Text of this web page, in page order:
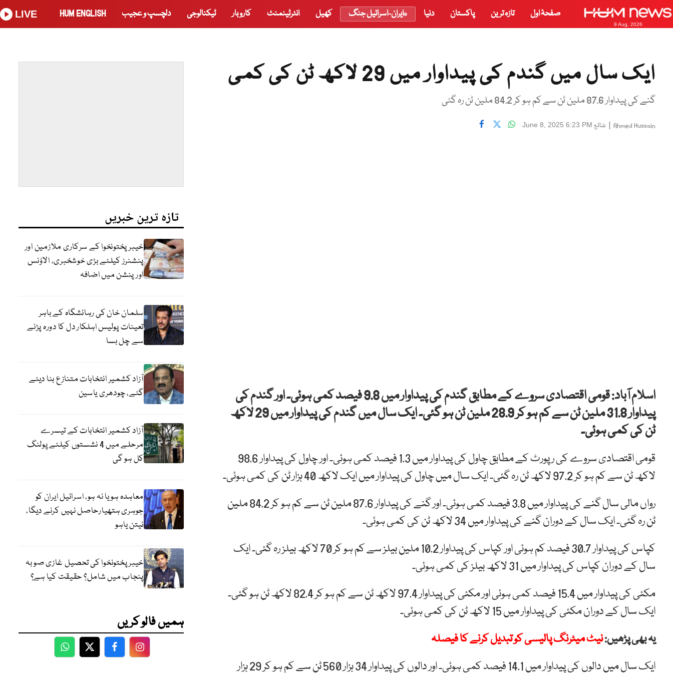
9 Aug, 2026
صفحۂ اول تازہ ترین پاکستان دنیا ایران-اسرائیل جنگ کھیل انٹرٹینمنٹ کاروبار ٹیکنالوجی دلچسپ و عجیب HUM ENGLISH
LIVE
ایک سال میں گندم کی پیداوار میں 29 لاکھ ٹن کی کمی
گنے کی پیداوار 87.6 ملین ٹن سے کم ہو کر 84.2 ملین ٹن رہ گئی
Ahmed Hussain
| شائع June 8, 2025 6:23 PM
اسلام آباد: قومی اقتصادی سروے کے مطابق گندم کی پیداوار میں 9.8 فیصد کمی ہوئی۔ اور گندم کی
پیداوار 31.8 ملین ٹن سے کم ہو کر 28.9 ملین ٹن ہو گئی۔ ایک سال میں گندم کی پیداوار میں 29 لاکھ
ٹن کی کمی ہوئی۔
قومی اقتصادی سروے کی رپورٹ کے مطابق چاول کی پیداوار میں 1.3 فیصد کمی ہوئی۔ اور چاول کی پیداوار 98.6
لاکھ ٹن سے کم ہو کر 97.2 لاکھ ٹن رہ گئی۔ ایک سال میں چاول کی پیداوار میں ایک لاکھ 40 ہزار ٹن کی کمی ہوئی۔
رواں مالی سال گنے کی پیداوار میں 3.8 فیصد کمی ہوئی۔ اور گنے کی پیداوار 87.6 ملین ٹن سے کم ہو کر 84.2 ملین
ٹن رہ گئی۔ ایک سال کے دوران گنے کی پیداوار میں 34 لاکھ ٹن کی کمی ہوئی۔
کپاس کی پیداوار 30.7 فیصد کم ہوئی اور کپاس کی پیداوار 10.2 ملین بیلز سے کم ہو کر 70 لاکھ بیلز رہ گئی۔ ایک
سال کے دوران کپاس کی پیداوار میں 31 لاکھ بیلز کی کمی ہوئی۔
مکئی کی پیداوار میں 15.4 فیصد کمی ہوئی اور مکئی کی پیداوار 97.4 لاکھ ٹن سے کم ہو کر 82.4 لاکھ ٹن ہو گئی۔
ایک سال کے دوران مکئی کی پیداوار میں 15 لاکھ ٹن کی کمی ہوئی۔
یہ بھی پڑھیں:نیٹ میٹرنگ پالیسی کو تبدیل کرنے کا فیصلہ
ایک سال میں دالوں کی پیداوار میں 14.1 فیصد کمی ہوئی۔ اور دالوں کی پیداوار 34 ہزار 560 ٹن سے کم ہو کر 29 ہزار
تازہ ترین خبریں
خیبرپختونخوا کے سرکاری ملازمین اور
پنشنرز کیلئے بڑی خوشخبری، الاؤنس
اور پنشن میں اضافہ
سلمان خان کی رہائشگاہ کے باہر
تعینات پولیس اہلکار دل کا دورہ پڑنے
سے چل بسا
آزاد کشمیر انتخابات متنازع بنا دیئے
گئے، چودھری یاسین
آزاد کشمیر انتخابات کے تیسرے
مرحلے میں 4 نشستوں کیلئے پولنگ
کل ہو گی
معاہدہ ہو یا نہ ہو، اسرائیل ایران کو
جوہری ہتھیارحاصل نہیں کرنے دیگا،
نیتن یاہو
خیبر پختونخوا کی تحصیل غازی صوبہ
پنجاب میں شامل؟ حقیقت کیا ہے؟
ہمیں فالو کریں
WhatsApp
TwitterFacebookFacebook